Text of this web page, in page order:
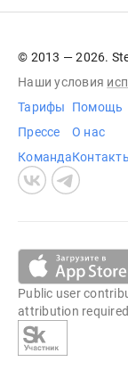
© 2013 — 2026.
Наши условия
Тарифы
Прессе
Команда
Помощь
О нас
Public user
attribution required